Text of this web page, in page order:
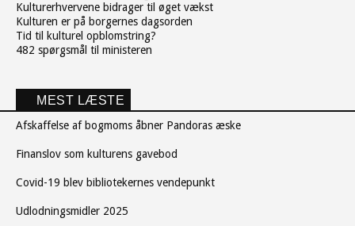
Kulturerhvervene bidrager til øget vækst
Kulturen er på borgernes dagsorden
Tid til kulturel opblomstring?
482 spørgsmål til ministeren
MEST LÆSTE
Afskaffelse af bogmoms åbner Pandoras æske
Finanslov som kulturens gavebod
Covid-19 blev bibliotekernes vendepunkt
Udlodningsmidler 2025